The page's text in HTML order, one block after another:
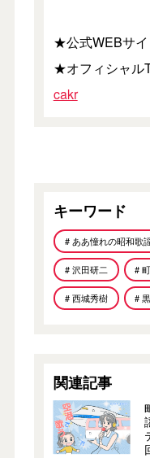
★公式WEBサイ
★オフィシャル
cakr
キーワード
# ああ憧れの昭和歌
# 沢田研二 #
# 西城秀樹 #
関連記事